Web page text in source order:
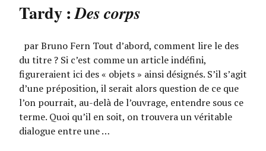
Tardy :Des corps
par Bruno Fern Tout d’abord, comment lire le des
du titre ? Si c’est comme un article indéfini,
figureraient ici des « objets » ainsi désignés. S’il s’agit
d’une préposition, il serait alors question de ce que
l’on pourrait, au-delà de l’ouvrage, entendre sous ce
terme. Quoi qu’il en soit, on trouvera un véritable
dialogue entre une …